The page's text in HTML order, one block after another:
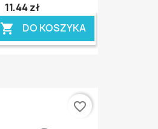
11,44 zł
 DO KOSZYKA
favorite_border